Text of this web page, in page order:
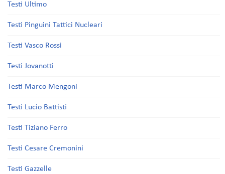
Testi Ultimo
Testi Pinguini Tattici Nucleari
Testi Vasco Rossi
Testi Jovanotti
Testi Marco Mengoni
Testi Lucio Battisti
Testi Tiziano Ferro
Testi Cesare Cremonini
Testi Gazzelle